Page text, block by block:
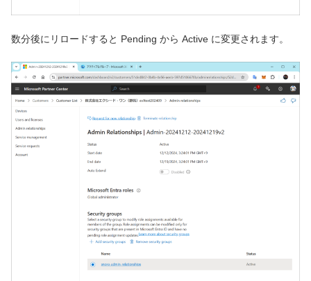
数分後にリロードすると Pending から Active に変更されます。